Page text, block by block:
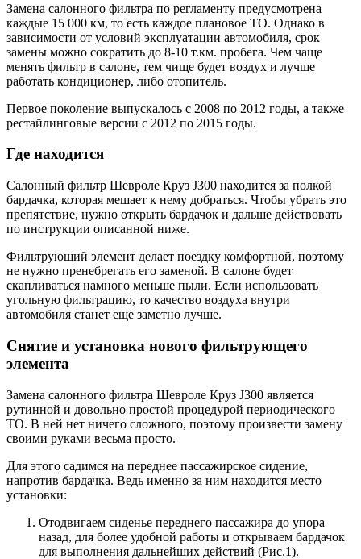
Замена салонного фильтра по регламенту предусмотрена
каждые 15 000 км, то есть каждое плановое ТО. Однако в
зависимости от условий эксплуатации автомобиля, срок
замены можно сократить до 8-10 т.км. пробега. Чем чаще
менять фильтр в салоне, тем чище будет воздух и лучше
работать кондиционер, либо отопитель.
Первое поколение выпускалось с 2008 по 2012 годы, а также
рестайлинговые версии с 2012 по 2015 годы.
Где находится
Салонный фильтр Шевроле Круз J300 находится за полкой
бардачка, которая мешает к нему добраться. Чтобы убрать это
препятствие, нужно открыть бардачок и дальше действовать
по инструкции описанной ниже.
Фильтрующий элемент делает поездку комфортной, поэтому
не нужно пренебрегать его заменой. В салоне будет
скапливаться намного меньше пыли. Если использовать
угольную фильтрацию, то качество воздуха внутри
автомобиля станет еще заметно лучше.
Снятие и установка нового фильтрующего
элемента
Замена салонного фильтра Шевроле Круз J300 является
рутинной и довольно простой процедурой периодического
ТО. В ней нет ничего сложного, поэтому произвести замену
своими руками весьма просто.
Для этого садимся на переднее пассажирское сидение,
напротив бардачка. Ведь именно за ним находится место
установки:
Отодвигаем сиденье переднего пассажира до упора
назад, для более удобной работы и открываем бардачок
для выполнения дальнейших действий (Рис.1).